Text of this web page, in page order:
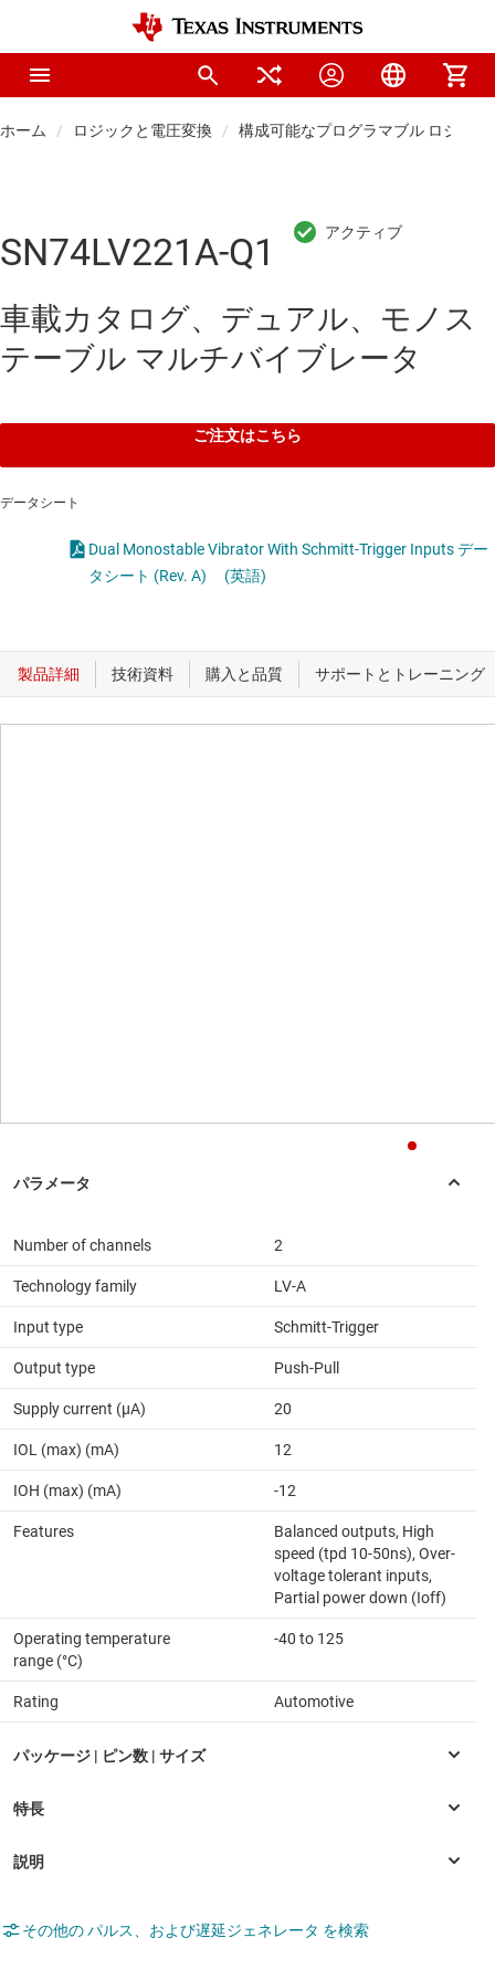
ホーム ロジックと電圧変換 構成可能なプログラマブル ロジック
SN74LV221A-Q1
車載カタログ、デュアル、モノス
テーブル マルチバイブレータ
ご注文はこちら
データシート
Dual Monostable Vibrator With Schmitt-Trigger Inputs デー
タシート (Rev. A)
(英語)
Number of channels 2
Technology family LV-A
Input type Schmitt-Trigger
Output type Push-Pull
Supply current (µA) 20
IOL (max) (mA) 12
IOH (max) (mA) -12
Features
Balanced outputs, High
speed (tpd 10-50ns), Over-
voltage tolerant inputs,
Partial power down (Ioff)
Operating temperature
range (°C)
-40 to 125
Rating Automotive
その他の パルス、および遅延ジェネレータ を検索